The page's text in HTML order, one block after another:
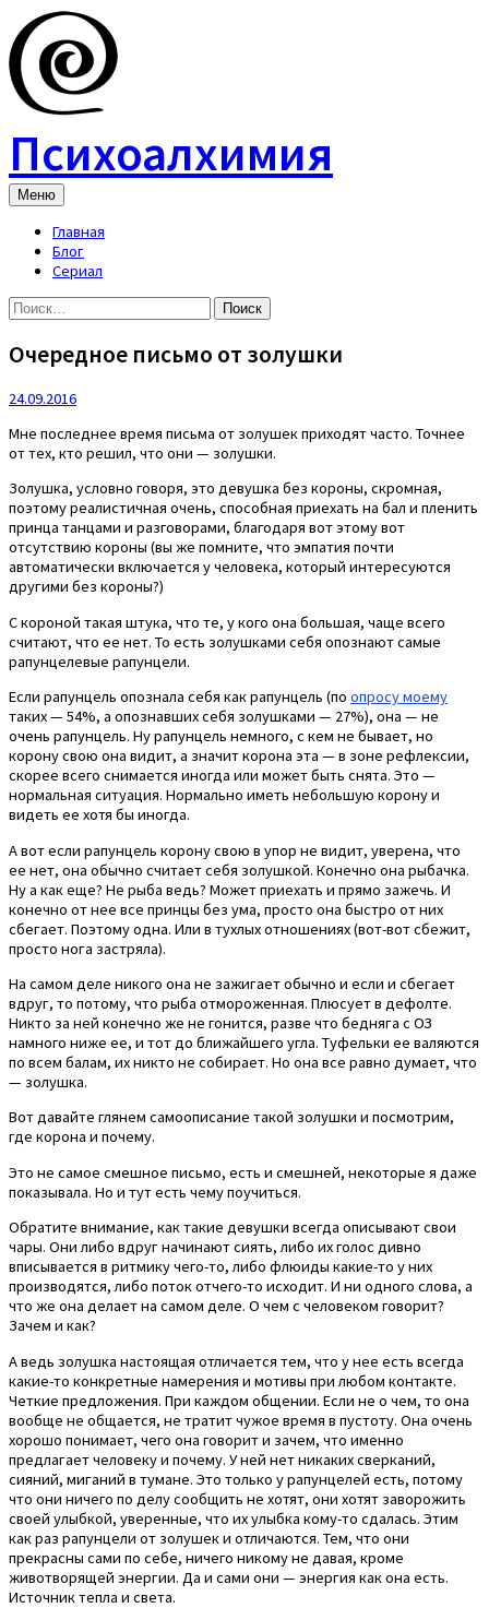
Skip
to
content
Психоалхимия
Меню
Главная
Блог
Сериал
Найти:
Очередное письмо от золушки
24.09.2016
Мне последнее время письма от золушек приходят часто. Точнее
от тех, кто решил, что они — золушки.
Золушка, условно говоря, это девушка без короны, скромная,
поэтому реалистичная очень, способная приехать на бал и пленить
принца танцами и разговорами, благодаря вот этому вот
отсутствию короны (вы же помните, что эмпатия почти
автоматически включается у человека, который интересуются
другими без короны?)
С короной такая штука, что те, у кого она большая, чаще всего
считают, что ее нет. То есть золушками себя опознают самые
рапунцелевые рапунцели.
Если рапунцель опознала себя как рапунцель (по опросу моему
таких — 54%, а опознавших себя золушками — 27%), она — не
очень рапунцель. Ну рапунцель немного, с кем не бывает, но
корону свою она видит, а значит корона эта — в зоне рефлексии,
скорее всего снимается иногда или может быть снята. Это —
нормальная ситуация. Нормально иметь небольшую корону и
видеть ее хотя бы иногда.
А вот если рапунцель корону свою в упор не видит, уверена, что
ее нет, она обычно считает себя золушкой. Конечно она рыбачка.
Ну а как еще? Не рыба ведь? Может приехать и прямо зажечь. И
конечно от нее все принцы без ума, просто она быстро от них
сбегает. Поэтому одна. Или в тухлых отношениях (вот-вот сбежит,
просто нога застряла).
На самом деле никого она не зажигает обычно и если и сбегает
вдруг, то потому, что рыба отмороженная. Плюсует в дефолте.
Никто за ней конечно же не гонится, разве что бедняга с ОЗ
намного ниже ее, и тот до ближайшего угла. Туфельки ее валяются
по всем балам, их никто не собирает. Но она все равно думает, что
— золушка.
Вот давайте глянем самоописание такой золушки и посмотрим,
где корона и почему.
Это не самое смешное письмо, есть и смешней, некоторые я даже
показывала. Но и тут есть чему поучиться.
Обратите внимание, как такие девушки всегда описывают свои
чары. Они либо вдруг начинают сиять, либо их голос дивно
вписывается в ритмику чего-то, либо флюиды какие-то у них
производятся, либо поток отчего-то исходит. И ни одного слова, а
что же она делает на самом деле. О чем с человеком говорит?
Зачем и как?
А ведь золушка настоящая отличается тем, что у нее есть всегда
какие-то конкретные намерения и мотивы при любом контакте.
Четкие предложения. При каждом общении. Если не о чем, то она
вообще не общается, не тратит чужое время в пустоту. Она очень
хорошо понимает, чего она говорит и зачем, что именно
предлагает человеку и почему. У ней нет никаких сверканий,
сияний, миганий в тумане. Это только у рапунцелей есть, потому
что они ничего по делу сообщить не хотят, они хотят заворожить
своей улыбкой, уверенные, что их улыбка кому-то сдалась. Этим
как раз рапунцели от золушек и отличаются. Тем, что они
прекрасны сами по себе, ничего никому не давая, кроме
животворящей энергии. Да и сами они — энергия как она есть.
Источник тепла и света.